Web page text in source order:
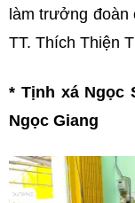
làm trưởng đoàn
TT. Thích Thiện
* Tịnh xá Ngọc
Ngọc Giang